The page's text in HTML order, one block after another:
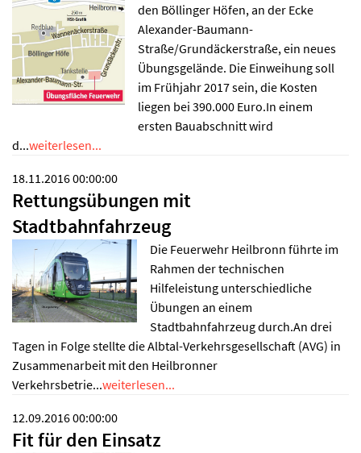
den Böllinger Höfen, an der Ecke
Alexander-Baumann-
Straße/Grundäckerstraße, ein neues
Übungsgelände. Die Einweihung soll
im Frühjahr 2017 sein, die Kosten
liegen bei 390.000 Euro.In einem
ersten Bauabschnitt wird
d...weiterlesen...
18.11.2016 00:00:00
Rettungsübungen mit
Stadtbahnfahrzeug
Die Feuerwehr Heilbronn führte im
Rahmen der technischen
Hilfeleistung unterschiedliche
Übungen an einem
Stadtbahnfahrzeug durch.An drei
Tagen in Folge stellte die Albtal-Verkehrsgesellschaft (AVG) in
Zusammenarbeit mit den Heilbronner
Verkehrsbetrie...weiterlesen...
12.09.2016 00:00:00
Fit für den Einsatz